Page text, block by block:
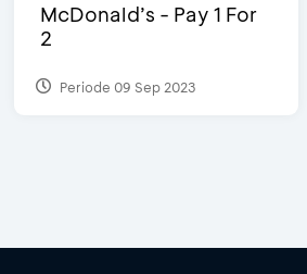
McDonald’s - Pay 1 For
2
Periode 09 Sep 2023